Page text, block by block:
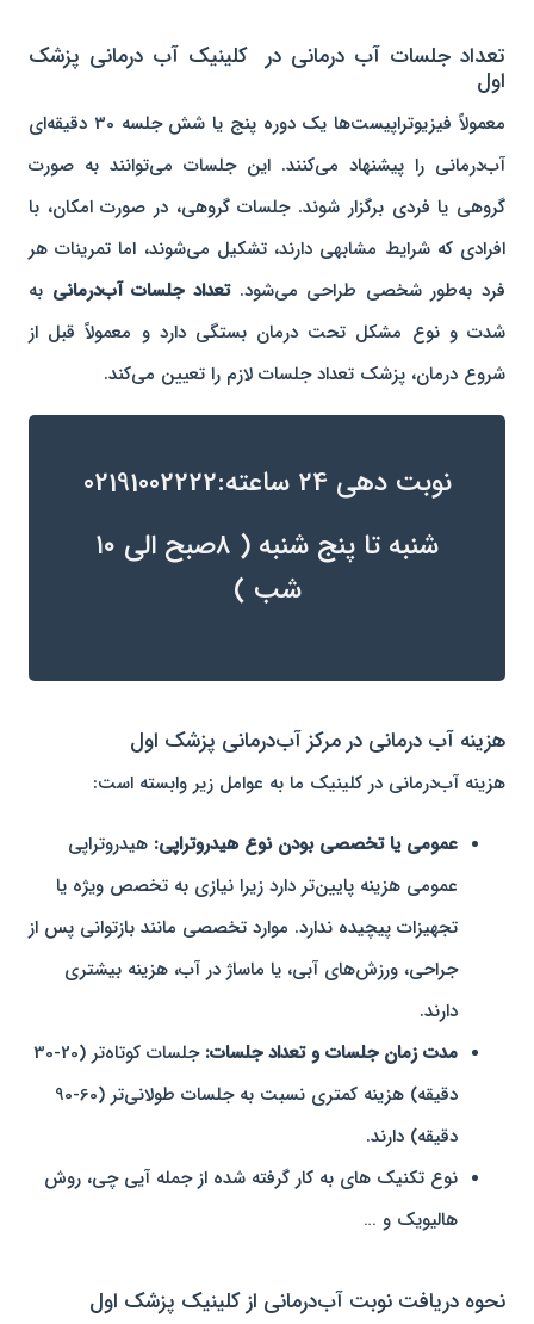
تعداد جلسات آب درمانی در کلینیک آب درمانی پزشک
اول
معمولاً فیزیوتراپیست‌ها یک دوره پنج یا شش جلسه 30 دقیقه‌ای
آب‌درمانی را پیشنهاد می‌کنند. این جلسات می‌توانند به صورت
گروهی یا فردی برگزار شوند. جلسات گروهی، در صورت امکان، با
افرادی که شرایط مشابهی دارند، تشکیل می‌شوند، اما تمرینات هر
فرد به‌طور شخصی طراحی می‌شود.تعداد جلسات آب‌درمانی به
شدت و نوع مشکل تحت درمان بستگی دارد و معمولاً قبل از
شروع درمان، پزشک تعداد جلسات لازم را تعیین می‌کند.
نوبت دهی 24 ساعته:‌02191002222
شنبه تا پنج شنبه ( ۸صبح الی ۱۰
شب )
هزینه آب درمانی در مرکز آب‌درمانی پزشک اول
هزینه آب‌درمانی در کلینیک ما به عوامل زیر وابسته است:
عمومی یا تخصصی بودن نوع هیدروتراپی: هیدروتراپی
عمومی هزینه پایین‌تر دارد زیرا نیازی به تخصص ویژه یا
تجهیزات پیچیده ندارد. موارد تخصصی مانند بازتوانی پس از
جراحی، ورزش‌های آبی، یا ماساژ در آب، هزینه بیشتری
دارند.
مدت زمان جلسات و تعداد جلسات:
جلسات کوتاه‌تر (20-30
دقیقه) هزینه کمتری نسبت به جلسات طولانی‌تر (60-90
دقیقه) دارند.
نوع تکنیک های به کار گرفته شده از جمله آیی چی، روش
هالیویک و …
نحوه دریافت نوبت آب‌درمانی از کلینیک پزشک اول